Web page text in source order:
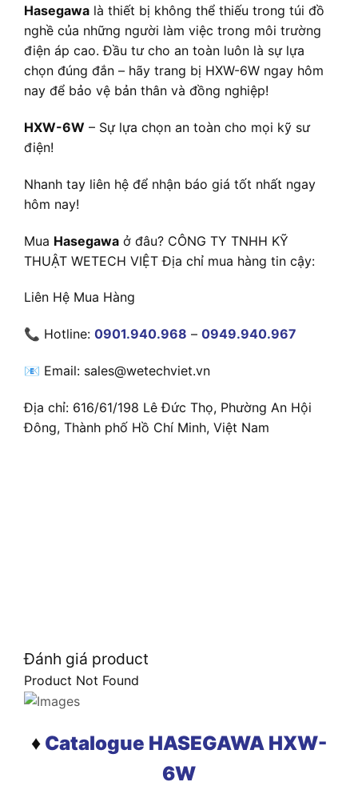
Hasegawa là thiết bị không thể thiếu trong túi đồ
nghề của những người làm việc trong môi trường
điện áp cao. Đầu tư cho an toàn luôn là sự lựa
chọn đúng đắn – hãy trang bị HXW-6W ngay hôm
nay để bảo vệ bản thân và đồng nghiệp!
HXW-6W – Sự lựa chọn an toàn cho mọi kỹ sư
điện!
Nhanh tay liên hệ để nhận báo giá tốt nhất ngay
hôm nay!
Mua Hasegawa ở đâu? CÔNG TY TNHH KỸ
THUẬT WETECH VIỆT Địa chỉ mua hàng tin cậy:
Liên Hệ Mua Hàng
📞 Hotline: 0901.940.968 – 0949.940.967
📧 Email: sales@wetechviet.vn
Địa chỉ: 616/61/198 Lê Đức Thọ, Phường An Hội
Đông, Thành phố Hồ Chí Minh, Việt Nam
Đánh giá product
Product Not Found
♦ Catalogue HASEGAWA HXW-
6W